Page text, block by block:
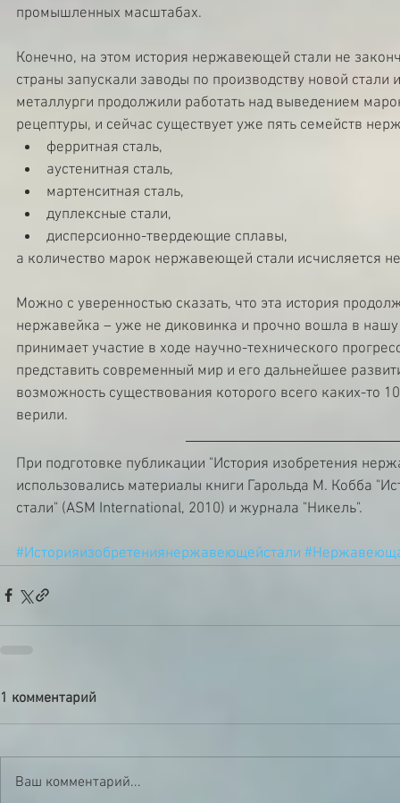
промышленных масштабах.
Конечно, на этом история нержавеющей стали не
страны запускали заводы по производству новой стали
металлурги продолжили работать над выведением
рецептуры, и сейчас существует уже пять семейств
ферритная сталь,
аустенитная сталь,
мартенситная сталь,
дуплексные стали,
дисперсионно-твердеющие сплавы,
а количество марок нержавеющей стали исчисляется
Можно с уверенностью сказать, что эта история
нержавейка – уже не диковинка и прочно вошла в
принимает участие в ходе научно-технического
представить современный мир и его дальнейшее
возможность существования которого всего каких-то
верили.
При подготовке публикации "История изобретения
использовались материалы книги Гарольда М. Кобба
стали" (ASM International, 2010) и журнала "Никель".
#Историяизобретениянержавеющейстали
1 комментарий
Ваш комментарий...